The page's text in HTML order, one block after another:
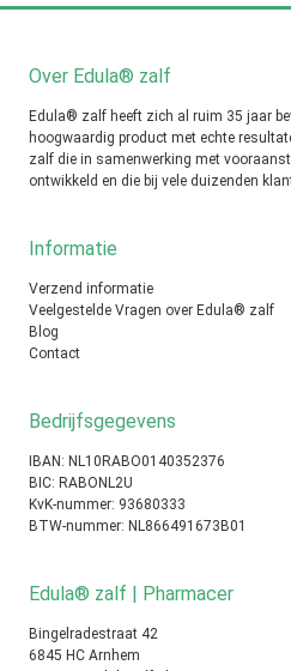
Over Edula® zalf
Edula® zalf heeft zich al ruim 35 jaar
hoogwaardig product met echte
zalf die in samenwerking met
ontwikkeld en die bij vele duizenden
Informatie
Verzend informatie
Veelgestelde Vragen over Edula® zalf
Blog
Contact
Bedrijfsgegevens
IBAN: NL10RABO0140352376
BIC: RABONL2U
KvK-nummer: 93680333
BTW-nummer: NL866491673B01
Edula® zalf | Pharmacer
Bingelradestraat 42
6845 HC Arnhem